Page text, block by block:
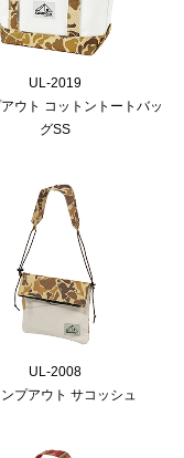
UL-2019
ウト コットントートバッ
グSS
UL-2008
プアウト サコッシュ